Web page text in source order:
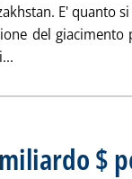
E' quanto
del giacimento
$